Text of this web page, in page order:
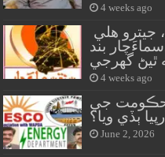
4 weeks ago
بند
ٿيڻ گهرجي
4 weeks ago
حڪومت جي
June 2, 2026